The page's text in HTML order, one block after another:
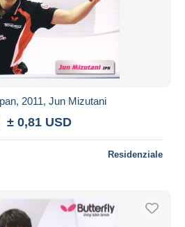
2011, Jun Mizutani
± 0,81 USD
Residenziale